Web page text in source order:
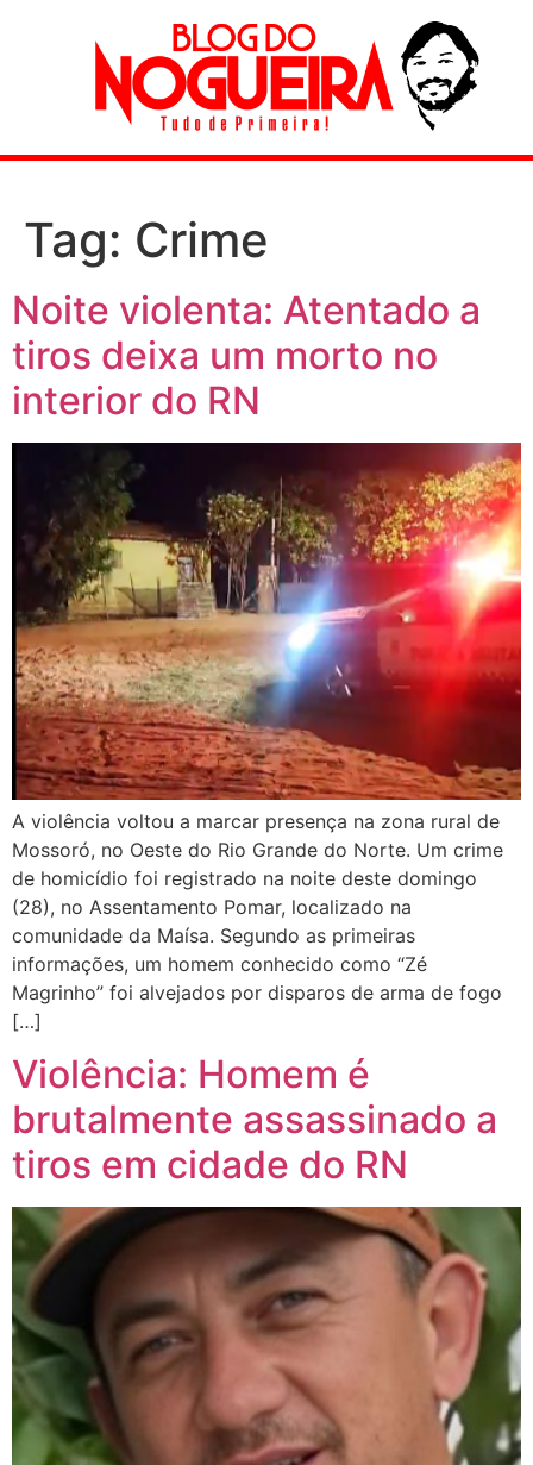
Tag: Crime
Noite violenta: Atentado a
tiros deixa um morto no
interior do RN
A violência voltou a marcar presença na zona rural de
Mossoró, no Oeste do Rio Grande do Norte. Um crime
de homicídio foi registrado na noite deste domingo
(28), no Assentamento Pomar, localizado na
comunidade da Maísa. Segundo as primeiras
informações, um homem conhecido como “Zé
Magrinho” foi alvejados por disparos de arma de fogo
[…]
Violência: Homem é
brutalmente assassinado a
tiros em cidade do RN